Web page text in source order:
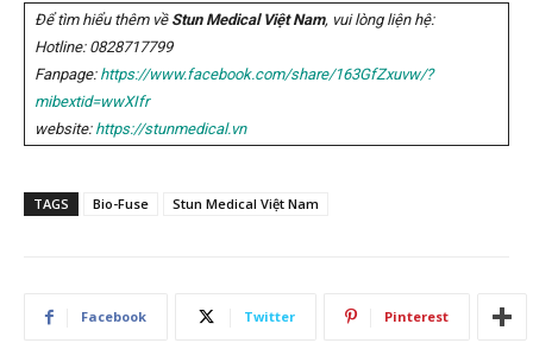
Để tìm hiểu thêm về Stun Medical Việt Nam, vui lòng liện hệ:
Hotline: 0828717799
Fanpage: https://www.facebook.com/share/163GfZxuvw/?
mibextid=wwXIfr
website: https://stunmedical.vn
TAGS Bio-Fuse Stun Medical Việt Nam
Facebook Twitter Pinterest